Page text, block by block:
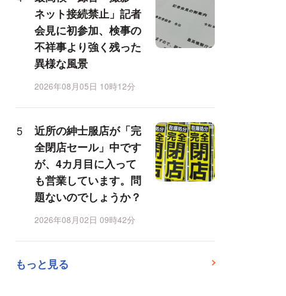
ネット接続禁止」記者
会見に初参加、検事の
不祥事より強く残った
異様な風景
2026年08月05日 10時12分
近所の紳士服店が「完
全閉店セール」中です
が、4カ月目に入って
も営業しています。問
題ないのでしょうか？
2026年08月02日 09時42分
もっと見る